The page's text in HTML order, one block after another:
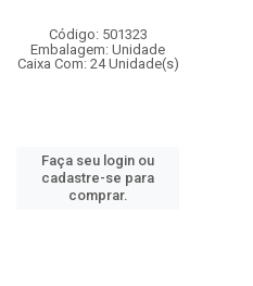
Código: 501323
Embalagem: Unidade
Caixa Com: 24 Unidade(s)
Faça seu login ou
cadastre-se para
comprar.